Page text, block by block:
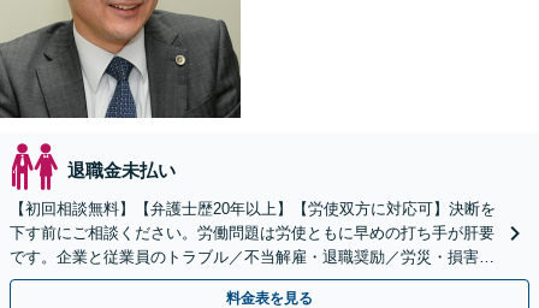
退職金未払い
【初回相談無料】【弁護士歴20年以上】【労使双方に対応可】決断を
下す前にご相談ください。労働問題は労使ともに早めの打ち手が肝要
です。企業と従業員のトラブル／不当解雇・退職奨励／労災・損害賠
償請求など幅広く対応【久屋大通駅3分】
料金表を見る